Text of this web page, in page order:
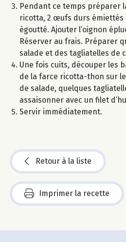
Pendant ce temps préparer
ricotta, 2 œufs durs émiettés
égoutté. Ajouter l’oignon
Réserver au frais. Préparer
salade et des tagliatelles de
Une fois cuits, découper les
de la farce ricotta-thon sur
de salade, quelques
assaisonner avec un filet
Servir immédiatement.
Retour à la liste
Imprimer la recette